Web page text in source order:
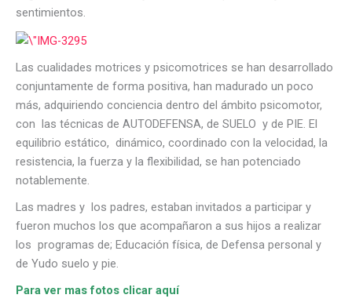
sentimientos.
Las cualidades motrices y psicomotrices se han desarrollado
conjuntamente de forma positiva, han madurado un poco
más, adquiriendo conciencia dentro del ámbito psicomotor,
con las técnicas de AUTODEFENSA, de SUELO y de PIE. El
equilibrio estático, dinámico, coordinado con la velocidad, la
resistencia, la fuerza y la flexibilidad, se han potenciado
notablemente.
Las madres y los padres, estaban invitados a participar y
fueron muchos los que acompañaron a sus hijos a realizar
los programas de; Educación física, de Defensa personal y
de Yudo suelo y pie.
Para ver mas fotos clicar aquí